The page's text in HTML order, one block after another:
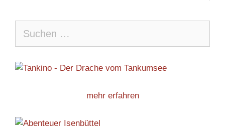
nach:
mehr erfahren